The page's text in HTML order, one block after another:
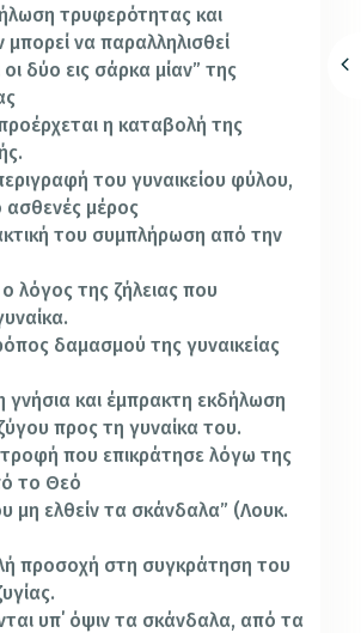
τρυφερότητας και
να παραλληλι­σθεί
δύο εις σάρκα μίαν” της
η καταβολή της
του γυναικείου φύλου,
ασθενές μέρος
του συμπλήρωση από την
ο λόγος της ζήλειας που
δαμασμού της γυναικείας
γνήσια και έμπρακτη εκδήλωση
προς τη γυναίκα του.
που επικράτησε λόγω της
το Θεό
μη ελθείν τα σκάνδαλα” (Λουκ.
προσοχή στη συγκράτηση του
υπ΄ όψιν τα σκάνδαλα, από τα